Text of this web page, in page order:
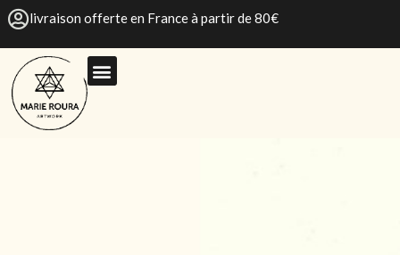
livraison offerte en France à partir de 80€